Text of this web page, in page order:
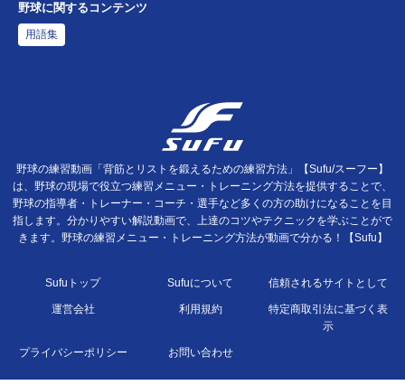
野球に関するコンテンツ
用語集
野球の練習動画「背筋とリストを鍛えるための練習方法」【Sufu/スーフー】
は、野球の現場で役立つ練習メニュー・トレーニング方法を提供することで、
野球の指導者・トレーナー・コーチ・選手など多くの方の助けになることを目
指します。分かりやすい解説動画で、上達のコツやテクニックを学ぶことがで
きます。野球の練習メニュー・トレーニング方法が動画で分かる！【Sufu】
Sufuトップ Sufuについて 信頼されるサイトとして
運営会社 利用規約
特定商取引法に基づく表
示
プライバシーポリシー お問い合わせ